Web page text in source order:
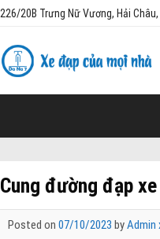
226/20B Trưng Nữ Vương, Hải
Cung đường đạp
Posted on 07/10/2023 byAdmin